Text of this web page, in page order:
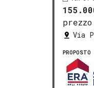
Via
PROPOSTO